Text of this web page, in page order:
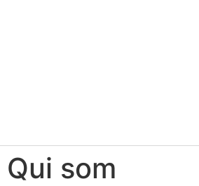
Qui som